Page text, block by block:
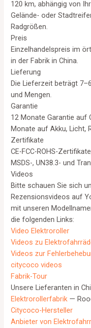
120 km, abhängig von
Gelände- oder
Radgrößen.
Preis
Einzelhandelspreis im
in der Fabrik in China.
Lieferung
Die Lieferzeit beträgt
und Mengen.
Garantie
12 Monate Garantie auf
Monate auf Akku, Licht,
Zertifikate
CE-FCC-ROHS-
MSDS-, UN38.3- und
Videos
Bitte schauen Sie sich
Rezensionsvideos auf
mit unseren
die folgenden Links:
Video Elektroroller
Videos zu
Videos zur
citycoco videos
Fabrik-Tour
Unsere Lieferanten in
Elektrorollerfabrik —
Citycoco-Hersteller
Anbieter von